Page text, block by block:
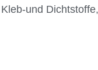
Kleb-und Dichtstoffe,